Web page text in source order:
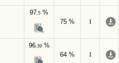
97,5 %
75 %
I
96,39%
64 %
I